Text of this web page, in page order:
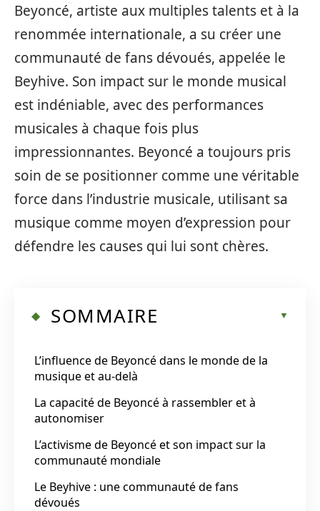
Beyoncé, artiste aux multiples talents et à la
renommée internationale, a su créer une
communauté de fans dévoués, appelée le
Beyhive. Son impact sur le monde musical
est indéniable, avec des performances
musicales à chaque fois plus
impressionnantes. Beyoncé a toujours pris
soin de se positionner comme une véritable
force dans l’industrie musicale, utilisant sa
musique comme moyen d’expression pour
défendre les causes qui lui sont chères.
SOMMAIRE
L’influence de Beyoncé dans le monde de la
musique et au-delà
La capacité de Beyoncé à rassembler et à
autonomiser
L’activisme de Beyoncé et son impact sur la
communauté mondiale
Le Beyhive : une communauté de fans
dévoués